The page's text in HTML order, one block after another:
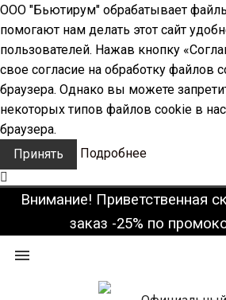
ООО "Бьютирум" обрабатывает
помогают нам делать этот сайт
пользователей. Нажав кнопку
свое согласие на обработку файлов
браузера. Однако вы можете
некоторых типов файлов cookie в
браузера.
Принять
Подробнее
Внимание! Приветственная
заказ -25% по
